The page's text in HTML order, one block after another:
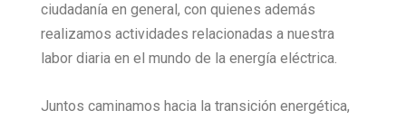
ciudadanía en general, con quienes además
realizamos actividades relacionadas a nuestra
labor diaria en el mundo de la energía eléctrica.
Juntos caminamos hacia la transición energética,